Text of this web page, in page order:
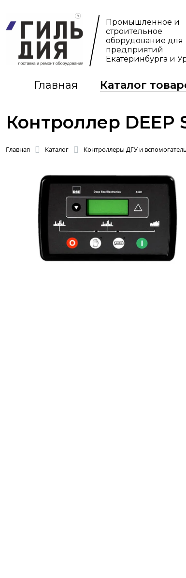
Промышленное и
строительное
оборудование для
предприятий
Екатеринбурга и
Главная Каталог
Контроллер DEEP
Главная Каталог Контроллеры ДГУ и